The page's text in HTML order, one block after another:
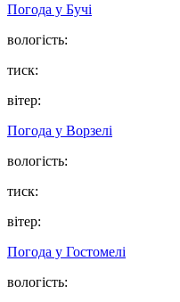
Погода у Бучі
вологість:
тиск:
вітер:
Погода у Ворзелі
вологість:
тиск:
вітер:
Погода у Гостомелі
вологість: